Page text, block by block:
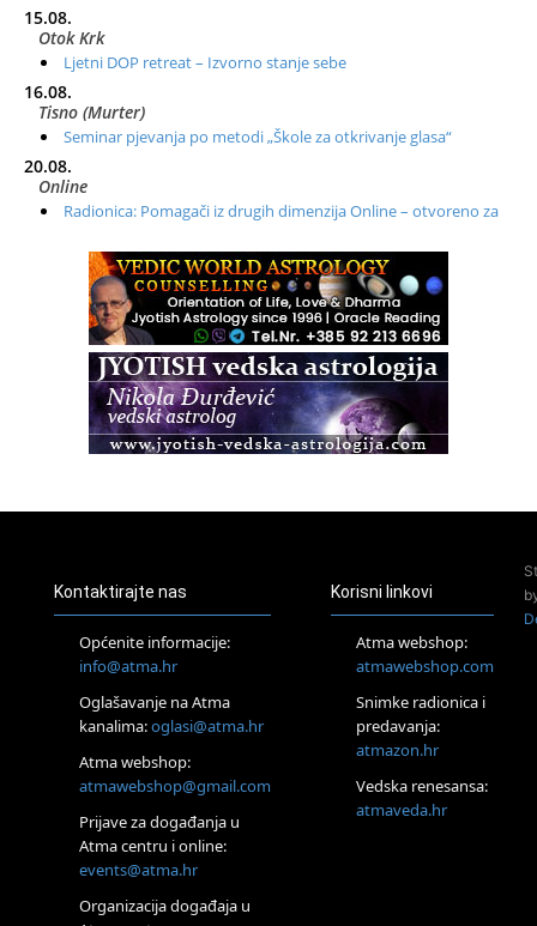
15.08.
Otok Krk
Ljetni DOP retreat – Izvorno stanje sebe
16.08.
Tisno (Murter)
Seminar pjevanja po metodi „Škole za otkrivanje glasa“
20.08.
Online
Radionica: Pomagači iz drugih dimenzija Online – otvoreno za
Zagreb+Online
Osnovni ThetaHealing® tečaj, Zagreb i Online
Zagreb
Osnovna radionica za izscjeljivanje pranom (Basic Pranic
Healing course)
Access BARS®, otpusti stres
Pjesma srca / Zagreb
Tečaj Višeg Vodstva, razvijanja intuicije i Akaša zapisa
Online
Upisi u program Profesionalni hipnoterapeut — nova
Online
Postanite Nositelj Vibracije Nove Zemlje
Visoko
Alemka Dauskardt – Jednodnevna radionica sistemskih
konstelacija
Kontaktirajte nas
Općenite informacije:
info@atma.hr
Oglašavanje na Atma
kanalima:oglasi@atma.hr
Atma webshop:
atmawebshop@gmail.com
Prijave za događanja u
Atma centru i online:
events@atma.hr
Organizacija događaja u
Korisni linkovi
Atma webshop:
atmawebshop.com
Snimke radionica i
predavanja:
atmazon.hr
Vedska renesansa:
atmaveda.hr